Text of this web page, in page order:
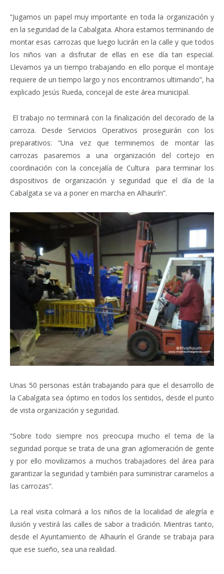
“Jugamos un papel muy importante en toda la organización y
en la seguridad de la Cabalgata. Ahora estamos terminando de
montar esas carrozas que luego lucirán en la calle y que todos
los niños van a disfrutar de ellas en ese día tan especial.
Llevamos ya un tiempo trabajando en ello porque el montaje
requiere de un tiempo largo y nos encontramos ultimando”, ha
explicado Jesús Rueda, concejal de este área municipal.
El trabajo no terminará con la finalización del decorado de la
carroza. Desde Servicios Operativos proseguirán con los
preparativos: “Una vez que terminemos de montar las
carrozas pasaremos a una organización del cortejo en
coordinación con la concejalía de Cultura para terminar los
dispositivos de organización y seguridad que el día de la
Cabalgata se va a poner en marcha en Alhaurín”.
Unas 50 personas están trabajando para que el desarrollo de
la Cabalgata sea óptimo en todos los sentidos, desde el punto
de vista organización y seguridad.
“Sobre todo siempre nos preocupa mucho el tema de la
seguridad porque se trata de una gran aglomeración de gente
y por ello movilizamos a muchos trabajadores del área para
garantizar la seguridad y también para suministrar caramelos a
las carrozas”.
La real visita colmará a los niños de la localidad de alegría e
ilusión y vestirá las calles de sabor a tradición. Mientras tanto,
desde el Ayuntamiento de Alhaurín el Grande se trabaja para
que ese sueño, sea una realidad.